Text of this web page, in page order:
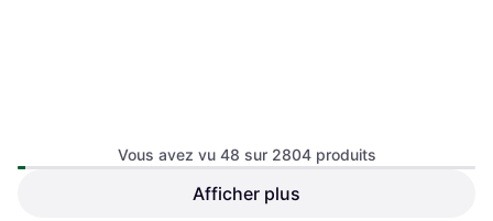
Amflow PX Carbon SRAM
Lapierre Prorace 1.9 29 Cues
Vous avez vu 48 sur 2804 produits
Afficher plus